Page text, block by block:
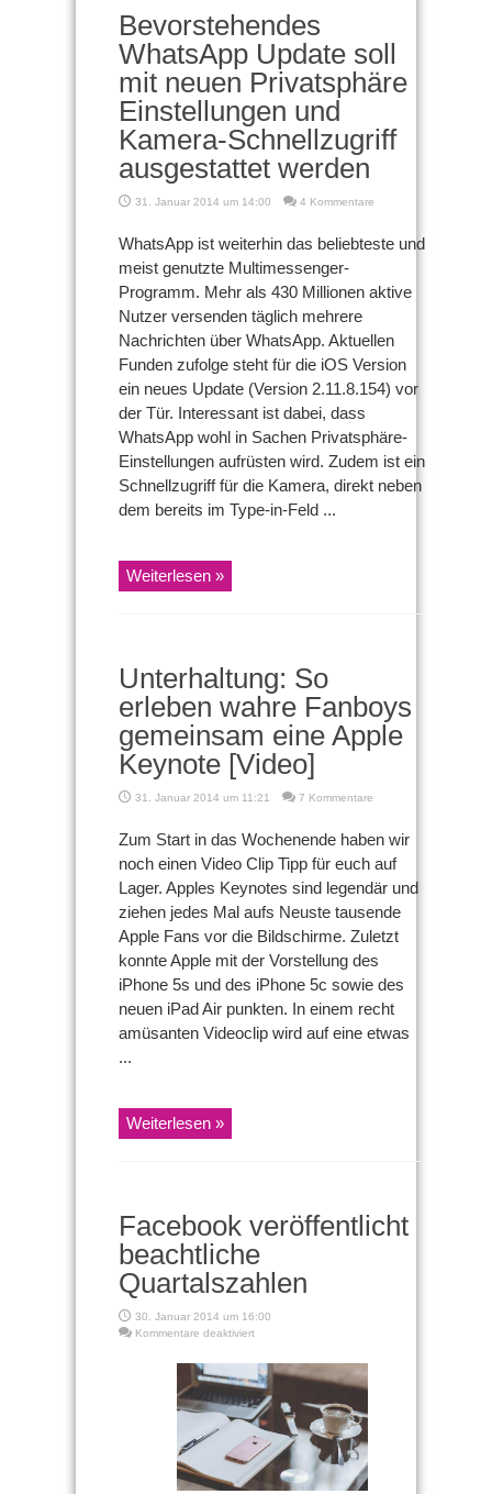
Bevorstehendes
WhatsApp Update soll
mit neuen Privatsphäre
Einstellungen und
Kamera-Schnellzugriff
ausgestattet werden
31. Januar 2014 um 14:00 4 Kommentare
WhatsApp ist weiterhin das beliebteste und
meist genutzte Multimessenger-
Programm. Mehr als 430 Millionen aktive
Nutzer versenden täglich mehrere
Nachrichten über WhatsApp. Aktuellen
Funden zufolge steht für die iOS Version
ein neues Update (Version 2.11.8.154) vor
der Tür. Interessant ist dabei, dass
WhatsApp wohl in Sachen Privatsphäre-
Einstellungen aufrüsten wird. Zudem ist ein
Schnellzugriff für die Kamera, direkt neben
dem bereits im Type-in-Feld ...
Weiterlesen »
Unterhaltung: So
erleben wahre Fanboys
gemeinsam eine Apple
Keynote [Video]
31. Januar 2014 um 11:21 7 Kommentare
Zum Start in das Wochenende haben wir
noch einen Video Clip Tipp für euch auf
Lager. Apples Keynotes sind legendär und
ziehen jedes Mal aufs Neuste tausende
Apple Fans vor die Bildschirme. Zuletzt
konnte Apple mit der Vorstellung des
iPhone 5s und des iPhone 5c sowie des
neuen iPad Air punkten. In einem recht
amüsanten Videoclip wird auf eine etwas
...
Weiterlesen »
Facebook veröffentlicht
beachtliche
Quartalszahlen
30. Januar 2014 um 16:00
Kommentare deaktiviertfür
veröffentlicht
beachtliche
Quartalszahlen